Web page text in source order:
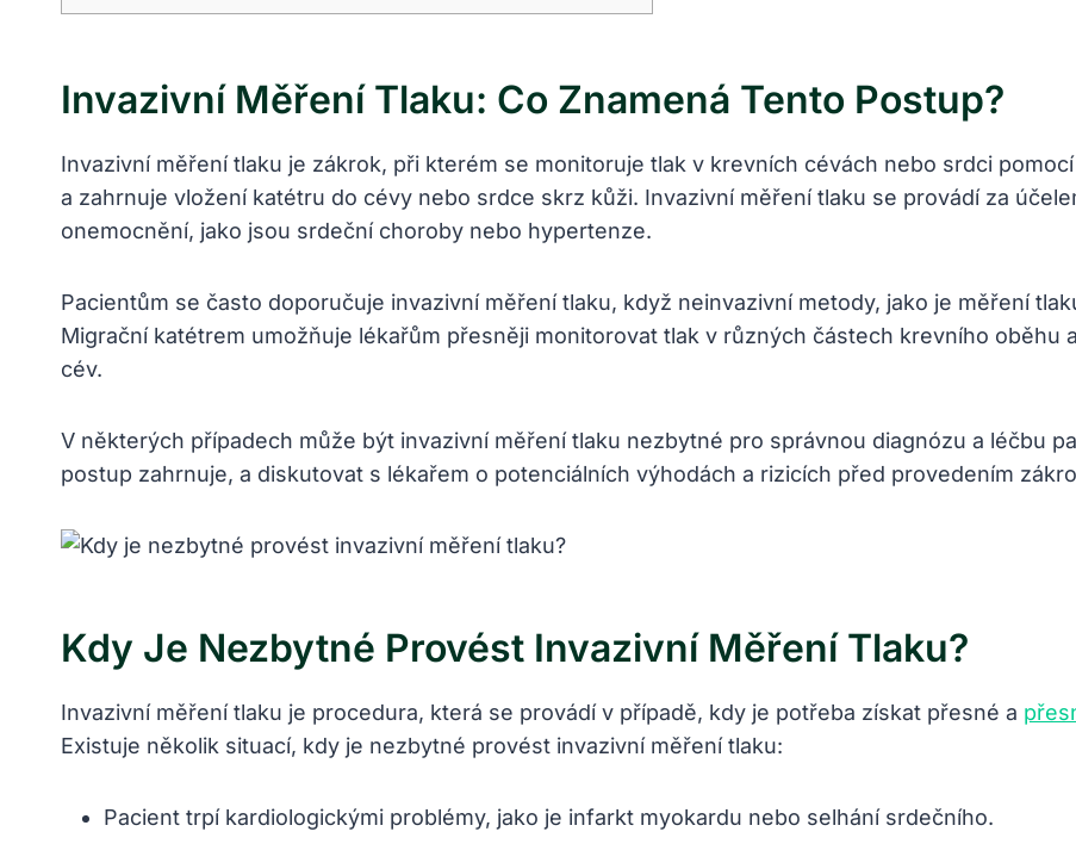
Invazivní‍ Měření Tlaku:⁤ Co‌ Znamená Tento Postup?
Invazivní měření ⁤tlaku je zákrok, při kterém se monitoruje tlak v ​krevních ‌cévách nebo srdci
a ​zahrnuje vložení katétru do cévy nebo srdce skrz kůži. Invazivní⁣ měření tlaku se provádí za
onemocnění, jako jsou srdeční choroby nebo hypertenze.
Pacientům ⁣se často doporučuje invazivní měření tlaku,​ když neinvazivní metody, jako je měření‍
Migrační katétrem‍ umožňuje lékařům přesněji monitorovat tlak v různých částech krevního oběhu
cév.
V některých případech může být⁣ invazivní měření ⁣tlaku nezbytné ​pro správnou diagnózu a léčbu
postup ⁤zahrnuje, a⁤ diskutovat s lékařem o potenciálních ​výhodách a rizicích před provedením
Kdy Je ​nezbytné‍ Provést Invazivní Měření Tlaku?
Invazivní‍ měření tlaku je‌ procedura, ⁢která se provádí‌ v případě, kdy je⁤ potřeba získat přesné​ a ⁤
Existuje několik situací, kdy je nezbytné provést ‌invazivní měření tlaku:
Pacient trpí kardiologickými problémy, jako ⁢je‌ infarkt myokardu ⁤nebo ⁤selhání srdečního.